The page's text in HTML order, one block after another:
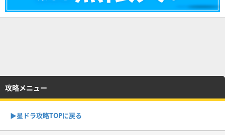
攻略メニュー
▶︎星ドラ攻略TOPに戻る